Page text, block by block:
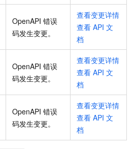
OpenAPI 错误
码发生变更。
查看变更详情
查看 API 文
档
OpenAPI 错误
码发生变更。
查看变更详情
查看 API 文
档
OpenAPI 错误
码发生变更。
查看变更详情
查看 API 文
档